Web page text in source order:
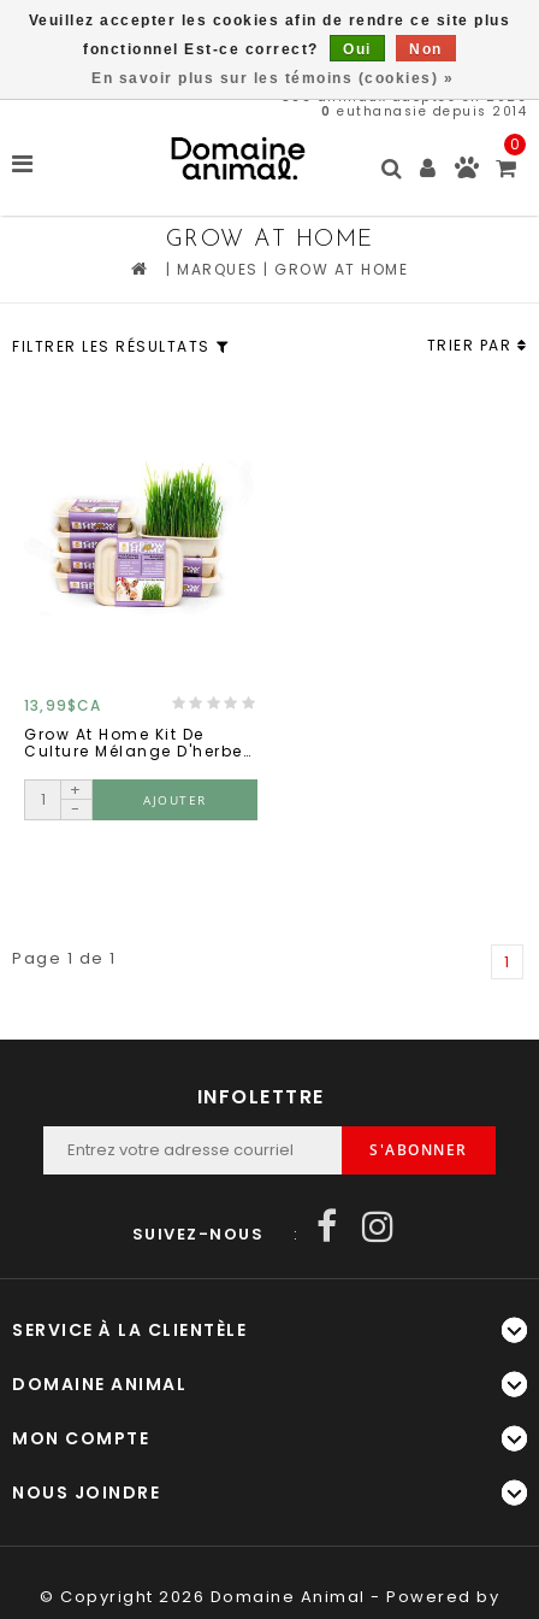
566animaux adoptés en 2026
0 euthanasie depuis 2014
0
GROW AT HOME
|MARQUES | GROW AT HOME
FILTRER LES RÉSULTATS TRIER PAR
13,99$CA
Grow At Home Kit De
Culture Mélange D'herbes
+
-
AJOUTER
Page 1 de 1 1
INFOLETTRE
S'ABONNER
SUIVEZ-NOUS :
SERVICE À LA CLIENTÈLE
DOMAINE ANIMAL
MON COMPTE
NOUS JOINDRE
© Copyright 2026 Domaine Animal - Powered by
Veuillez accepter les cookies afin de rendre ce site plus
fonctionnel Est-ce correct?
Oui
Non
En savoir plus sur les témoins (cookies) »
Livraison gratuite à partir de 89$*